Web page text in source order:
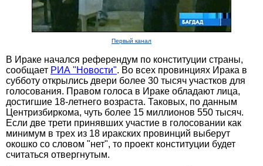
Первый канал
В Ираке начался референдум по конституции страны,
сообщает РИА "Новости". Во всех провинциях Ирака в
субботу открылись двери более 30 тысяч участков для
голосования. Правом голоса в Ираке обладают лица,
достигшие 18-летнего возраста. Таковых, по данным
Центризбиркома, чуть более 15 миллионов 550 тысяч.
Если две трети принявших участие в голосовании как
минимум в трех из 18 иракских провинций выберут
окошко со словом "нет", то проект конституции будет
считаться отвергнутым.